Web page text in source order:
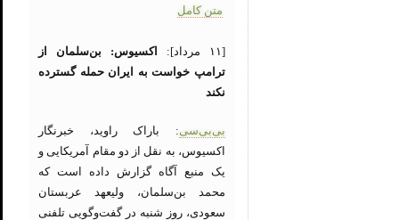
متن کامل
[۱۱ مرداد]:
اکسیوس: بن‌سلمان از
ترامپ خواست به ایران حمله گسترده
نکند
بی‌بی‌سی: باراک راوید، خبرنگار
اکسیوس، به نقل از دو مقام آمریکایی و
یک منبع آگاه گزارش داده است که
محمد بن‌سلمان، ولیعهد عربستان
سعودی، روز شنبه در گفت‌وگویی تلفنی